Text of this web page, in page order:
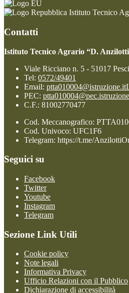
Istituto Tecnico
Contatti
Istituto Tecnico Agrario “D.
Viale Ricciano n. 5 - 51017
Tel: 0572/49401
Email: ptta010004@istruzione.it
PEC:
C.F.: 81002770477
Cod. Meccanografico:
Cod. Univoco: UFC1F6
Telegram: https://t.me/
Seguici su
Facebook
Twitter
Youtube
Instagram
Telegram
Sezione Link Utili
Cookie policy
Note legali
Informativa Privacy
Ufficio Relazioni con il Pubblico
Dichiarazione di accessibilità